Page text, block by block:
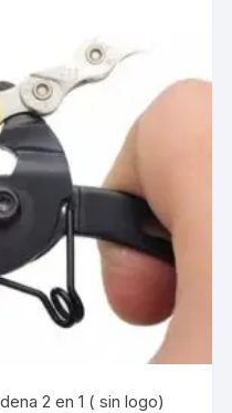
2 en 1 ( sin logo)